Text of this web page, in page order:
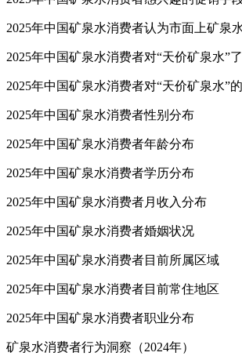
2025年中国矿泉水消费者感兴趣的促销手段
2025年中国矿泉水消费者认为市面上矿泉
2025年中国矿泉水消费者对“天价矿泉水”
2025年中国矿泉水消费者对“天价矿泉水”的
2025年中国矿泉水消费者性别分布
2025年中国矿泉水消费者年龄分布
2025年中国矿泉水消费者学历分布
2025年中国矿泉水消费者月收入分布
2025年中国矿泉水消费者婚姻状况
2025年中国矿泉水消费者目前所属区域
2025年中国矿泉水消费者目前常住地区
2025年中国矿泉水消费者职业分布